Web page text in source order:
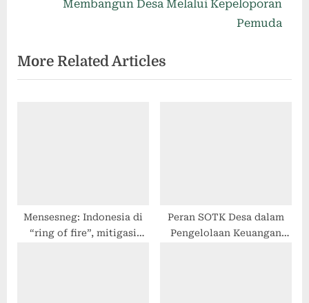
Membangun Desa Melalui Kepeloporan
Pemuda
More Related Articles
Mensesneg: Indonesia di
“ring of fire”, mitigasi
Peran SOTK Desa dalam
Pengelolaan Keuangan